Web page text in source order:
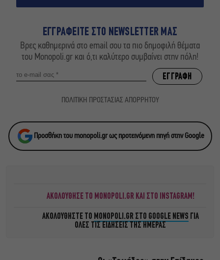
ΕΓΓΡΑΦΕΙΤΕ ΣΤΟ NEWSLETTER ΜΑΣ
Βρες καθημερινά στο email σου τα πιο δημοφιλή θέματα
του Monopoli.gr και ό,τι καλύτερο συμβαίνει στην πόλη!
ΠΟΛΙΤΙΚΗ ΠΡΟΣΤΑΣΙΑΣ ΑΠΟΡΡΗΤΟΥ
Προσθήκη του monopoli.gr ως προτεινόμενη πηγή στην Google
ΑΚΟΛΟΥΘΗΣΕ ΤΟ MONOPOLI.GR ΚΑΙ ΣΤΟ INSTAGRAM!
ΑΚΟΛΟΥΘΗΣΤΕ ΤΟ MONOPOLI.GR ΣΤΟ GOOGLE NEWS ΓΙΑ
ΟΛΕΣ ΤΙΣ ΕΙΔΗΣΕΙΣ ΤΗΣ ΗΜΕΡΑΣ